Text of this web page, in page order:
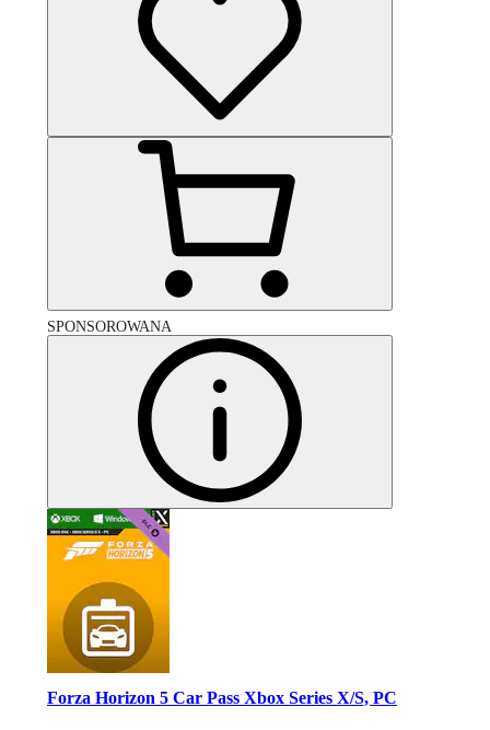
SPONSOROWANA
Forza Horizon 5 Car Pass Xbox Series X/S, PC